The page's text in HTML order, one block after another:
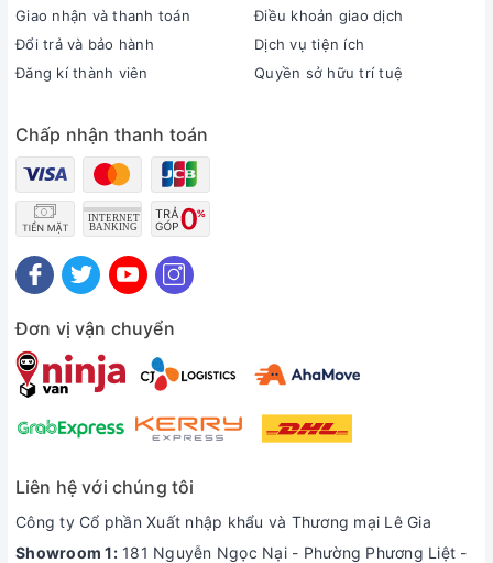
nước được hoạt động theo nguyên lý tự nhiên, dựa vào hiện tượng bốc
hơi nước, bằng cách sử dụng tấm làm mát hạ nhiệt độ nước từ 28 độ C
xuống 25 độ C để làm mát không khí.
Giao nhận và thanh toán
Đổi trả và bảo hành
Đăng kí thành viên
Điều khoản giao dịch
Dịch vụ tiện ích
Quyền sở hữu trí tuệ
Chấp nhận thanh toán
Đơn vị vận chuyển
Liên hệ với chúng tôi
Công ty Cổ phần Xuất nhập khẩu và Thương mại Lê Gia
Showroom 1:181 Nguyễn Ngọc Nại - Phường Phương Liệt -